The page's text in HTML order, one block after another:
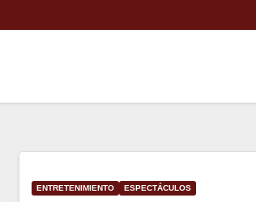
ENTRETENIMIENTO ESPECTÁCULOS